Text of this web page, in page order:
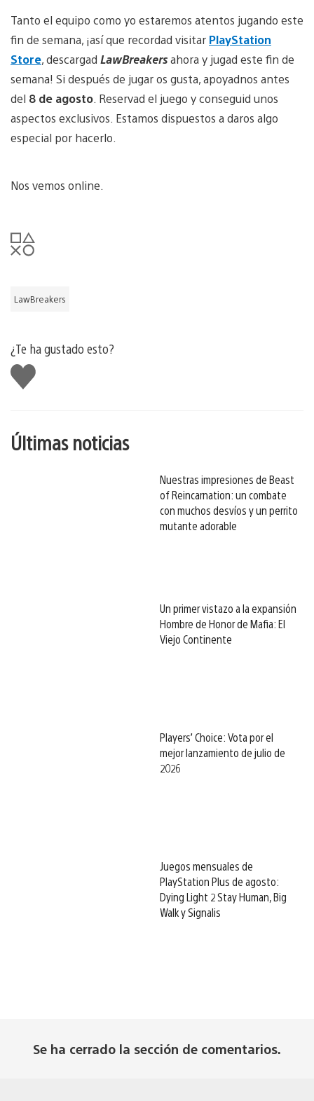
Tanto el equipo como yo estaremos atentos jugando este
fin de semana, ¡así que recordad visitar PlayStation
Store, descargad LawBreakersahora y jugad este fin de
semana! Si después de jugar os gusta, apoyadnos antes
del 8 de agosto . Reservad el juego y conseguid unos
aspectos exclusivos. Estamos dispuestos a daros algo
especial por hacerlo.
Nos vemos online.
LawBreakers
¿Te ha gustado esto?
Me
gusta
Últimas noticias
Nuestras impresiones de Beast
of Reincarnation: un combate
con muchos desvíos y un perrito
mutante adorable
Un primer vistazo a la expansión
Hombre de Honor de Mafia: El
Viejo Continente
Players’ Choice: Vota por el
mejor lanzamiento de julio de
2026
Juegos mensuales de
PlayStation Plus de agosto:
Dying Light 2 Stay Human, Big
Walk y Signalis
Se ha cerrado la sección de comentarios.